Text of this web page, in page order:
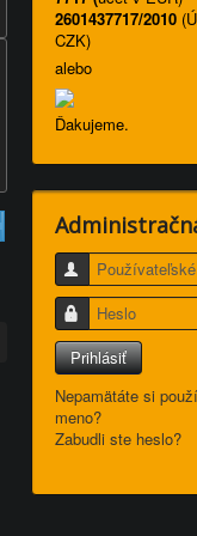
2601437717/2010
CZK)
alebo
Ďakujeme.
Používateľské
Heslo
Prihlásiť
Nepamätáte si
meno?
Zabudli ste heslo?